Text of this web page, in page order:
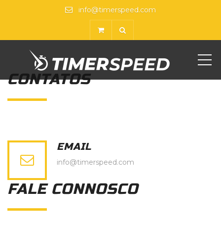
info@timerspeed.com
CONTATOS
EMAIL
info@timerspeed.com
FALE CONNOSCO